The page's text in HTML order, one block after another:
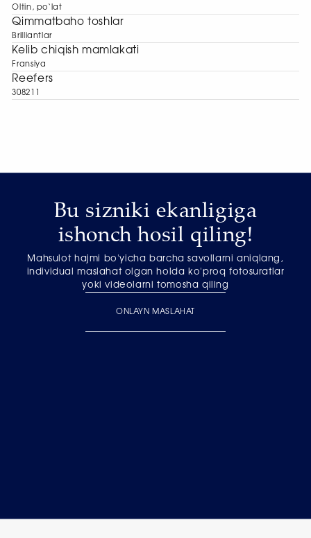
Oltin, po‘lat
Qimmatbaho toshlar
Brilliantlar
Kelib chiqish mamlakati
Fransiya
Reefers
308211
Bu sizniki ekanligiga
ishonch hosil qiling!
Mahsulot hajmi bo'yicha barcha savollarni aniqlang,
individual maslahat olgan holda ko'proq fotosuratlar
yoki videolarni tomosha qiling
ONLAYN MASLAHAT